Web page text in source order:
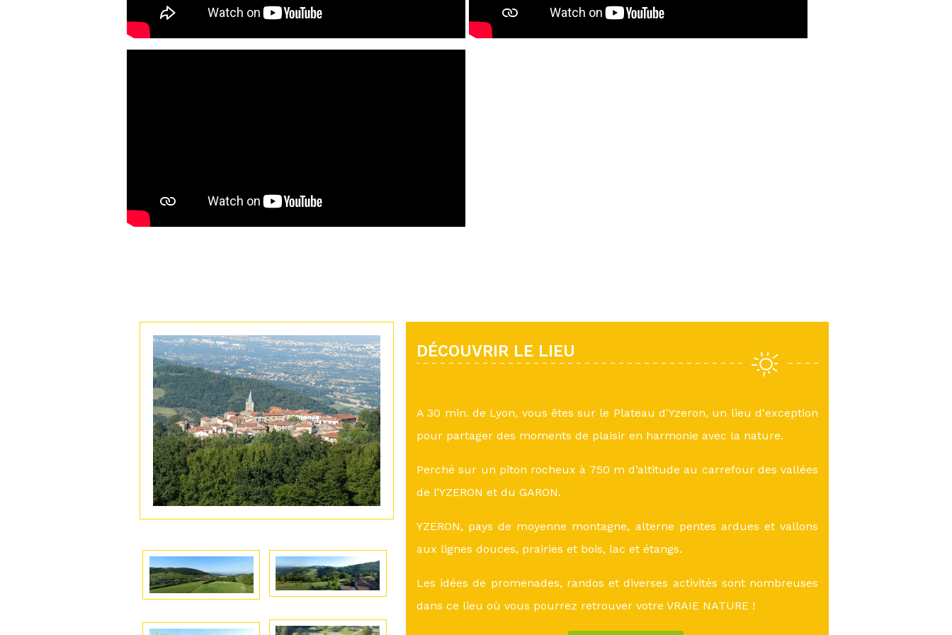
DÉCOUVRIR LE LIEU
A 30 min. de Lyon, vous êtes sur le Plateau d'Yzeron, un lieu d'exception
pour partager des moments de plaisir en harmonie avec la nature.
Perché sur un piton rocheux à 750 m d’altitude au carrefour des vallées
de l’YZERON et du GARON.
YZERON, pays de moyenne montagne, alterne pentes ardues et vallons
aux lignes douces, prairies et bois, lac et étangs.
Les idées de promenades, randos et diverses activités sont nombreuses
dans ce lieu où vous pourrez retrouver votre VRAIE NATURE !